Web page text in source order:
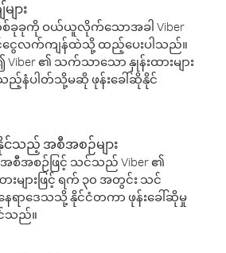
ား
ခုခုကို ဝယ်ယူလိုက်သောအခါ Viber
ငွေလက်ကျန်ထဲသို့ ထည့်ပေးပါသည်။
၏ သက်သာသော နှုန်းထားများ
သည့်နံပါတ်သို့မဆို ဖုန်းခေါ်ဆိုနိုင်
င်သည့် အစီအစဉ်များ
အစီအစဉ်ဖြင့် သင်သည် Viber ၏
များဖြင့် ရက် ၃၀ အတွင်း သင်
ရာဒေသသို့ နိုင်ငံတကာ ဖုန်းခေါ်ဆိုမှု
သည်။